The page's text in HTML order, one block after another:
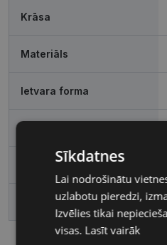
Krāsa
Materiāls
Ietvara forma
Lēcas platums, mm
Deguna pārnese, mm
Sīkdatnes
Lai nodrošinātu
uzlabotu pieredzi,
Izvēlies tikai
visas. Lasīt vairāk